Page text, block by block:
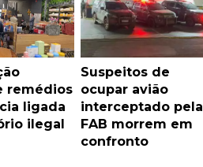
remédios
ligada
ilegal
Suspeitos de
ocupar avião
interceptado pela
FAB morrem em
confronto